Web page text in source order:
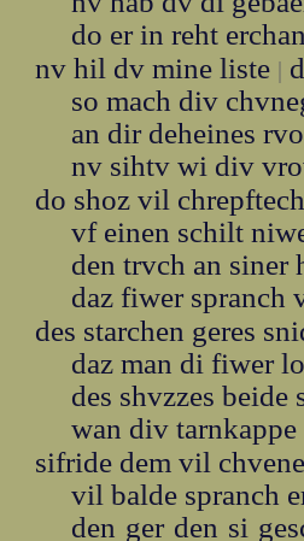
do er in reht
nv hil dv mine liste |
so mach div
an dir deheines
nv sihtv wi div
do shoz vil
vf einen schilt
den trvch an siner
daz fiwer spranch
des starchen geres
daz man di fiwer
des shvzzes
wan div tarnkappe
sifride dem vil
vil balde spranch
den ger den si